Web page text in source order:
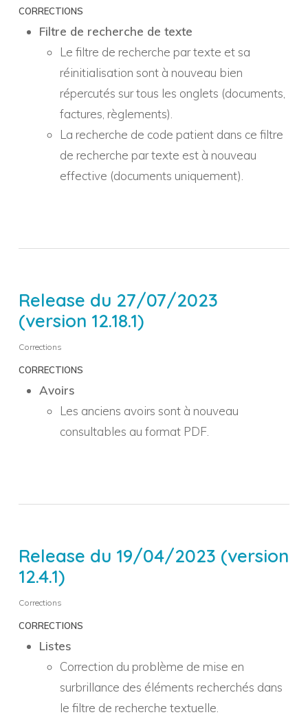
CORRECTIONS
Filtre de recherche de texte
Le filtre de recherche par texte et sa
réinitialisation sont à nouveau bien
répercutés sur tous les onglets (documents,
factures, règlements).
La recherche de code patient dans ce filtre
de recherche par texte est à nouveau
effective (documents uniquement).
Release du 27/07/2023
(version 12.18.1)
Corrections
CORRECTIONS
Avoirs
Les anciens avoirs sont à nouveau
consultables au format PDF.
Release du 19/04/2023 (version
12.4.1)
Corrections
CORRECTIONS
Listes
Correction du problème de mise en
surbrillance des éléments recherchés dans
le filtre de recherche textuelle.